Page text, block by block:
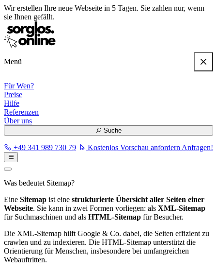
Wir erstellen Ihre neue Webseite in 5 Tagen. Sie zahlen nur, wenn
sie Ihnen gefällt.
Menü
Für Wen?
Preise
Hilfe
Referenzen
Über uns
Suche
+49 341 989 730 79 Kostenlos Vorschau anfordern Anfragen!
Was bedeutet Sitemap?
Eine Sitemap ist eine strukturierte Übersicht aller Seiten einer
Webseite. Sie kann in zwei Formen vorliegen: als XML-Sitemap
für Suchmaschinen und als HTML-Sitemap für Besucher.
Die XML-Sitemap hilft Google & Co. dabei, die Seiten effizient zu
crawlen und zu indexieren. Die HTML-Sitemap unterstützt die
Orientierung für Menschen, insbesondere bei umfangreichen
Webauftritten.